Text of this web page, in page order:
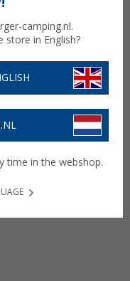
camping.nl.
store in English?
time in the webshop.